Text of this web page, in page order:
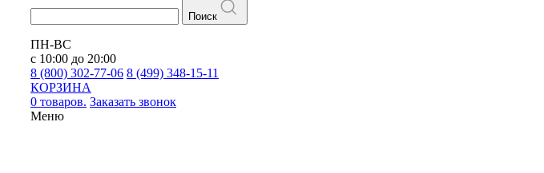
Поиск
ПН-ВС
с 10:00 до 20:00
8 (800) 302-77-06 8 (499) 348-15-11
КОРЗИНА
0 товаров. Заказать звонок
Меню